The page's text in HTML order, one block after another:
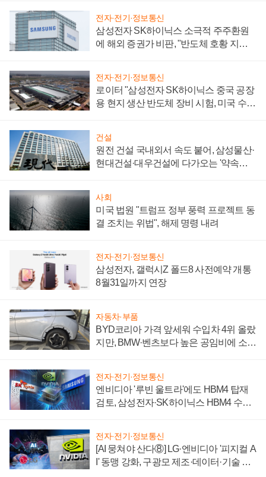
전자·전기·정보통신
삼성전자 SK하이닉스 소극적 주주환원
에 해외 증권가 비판, "반도체 호황 지속
전자·전기·정보통신
로이터 "삼성전자 SK하이닉스 중국 공장
용 현지 생산 반도체 장비 시험, 미국 수출
건설
원전 건설 국내외서 속도 붙어, 삼성물산·
현대건설·대우건설에 다가오는 '약속의
사회
미국 법원 "트럼프 정부 풍력 프로젝트 동
결 조치는 위법", 해제 명령 내려
전자·전기·정보통신
삼성전자, 갤럭시Z 폴드8 사전예약 개통
8월31일까지 연장
자동차·부품
BYD코리아 가격 앞세워 수입차 4위 올랐
지만, BMW·벤츠보다 높은 공임비에 소비
전자·전기·정보통신
엔비디아 '루빈 울트라'에도 HBM4 탑재
검토, 삼성전자·SK하이닉스 HBM4 수율
전자·전기·정보통신
[AI 뭉쳐야 산다⑧] LG·엔비디아 '피지컬 A
I' 동맹 강화, 구광모 제조·데이터·기술 결